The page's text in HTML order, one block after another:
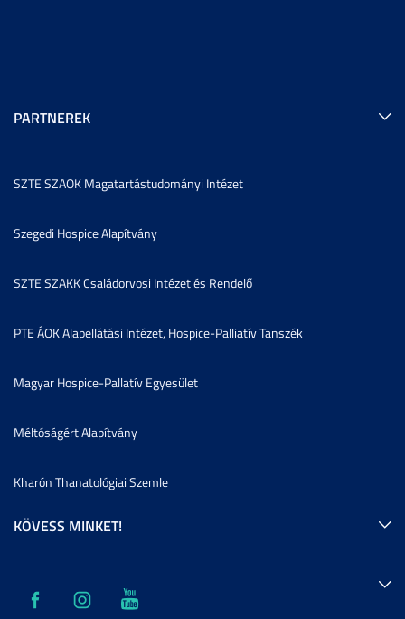
PARTNEREK
SZTE SZAOK Magatartástudományi Intézet
Szegedi Hospice Alapítvány
SZTE SZAKK Családorvosi Intézet és Rendelő
PTE ÁOK Alapellátási Intézet, Hospice-Palliatív Tanszék
Magyar Hospice-Pallatív Egyesület
Méltóságért Alapítvány
Kharón Thanatológiai Szemle
KÖVESS MINKET!